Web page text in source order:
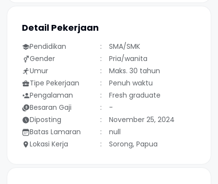
Detail Pekerjaan
Pendidikan
SMA/SMK
Gender
Pria/wanita
Umur
Maks. 30 tahun
Tipe Pekerjaan
Penuh waktu
Pengalaman
Fresh graduate
Besaran Gaji
-
Diposting
November 25, 2024
Batas Lamaran
null
Lokasi Kerja
Sorong, Papua